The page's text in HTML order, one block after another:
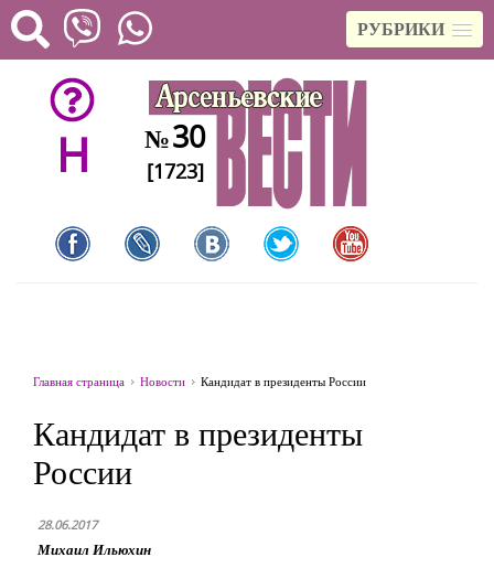
РУБРИКИ
H №30
[1723]
Главная страница Новости Кандидат в президенты России
Кандидат в президенты
России
28.06.2017
Михаил Ильюхин